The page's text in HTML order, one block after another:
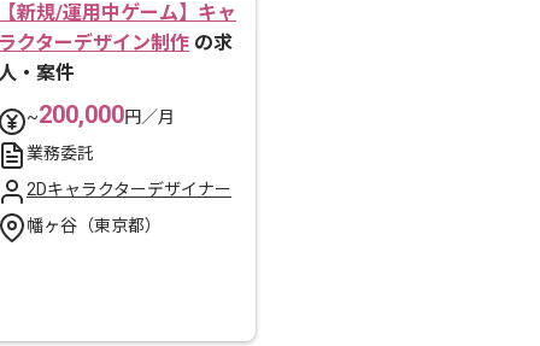
新規/運用中ゲーム】キャ
クターデザイン制作 の求
・案件
~200,000円／月
業務委託
2Dキャラクターデザイナー
幡ヶ谷（東京都）